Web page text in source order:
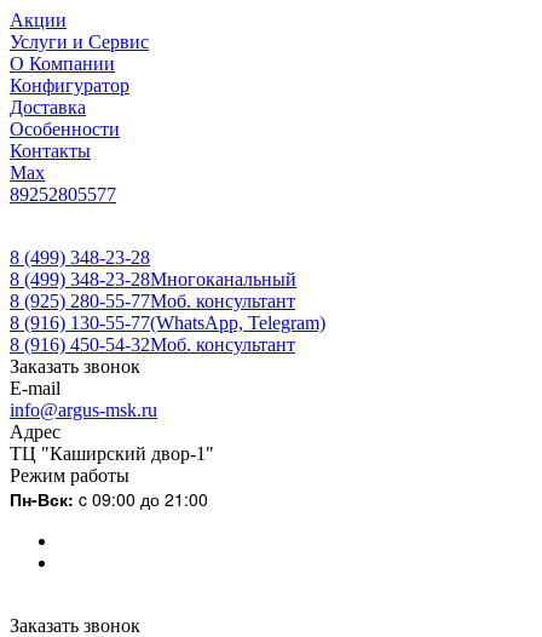
Акции
Услуги и Сервис
О Компании
Конфигуратор
Доставка
Особенности
Контакты
Max
89252805577
8 (499) 348-23-28
8 (499) 348-23-28Многоканальный
8 (925) 280-55-77Моб. консультант
8 (916) 130-55-77(WhatsApp, Telegram)
8 (916) 450-54-32Моб. консультант
Заказать звонок
E-mail
info@argus-msk.ru
Адрес
ТЦ "Каширский двор-1"
Режим работы
Пн-Вск: c 09:00 до 21:00
Заказать звонок